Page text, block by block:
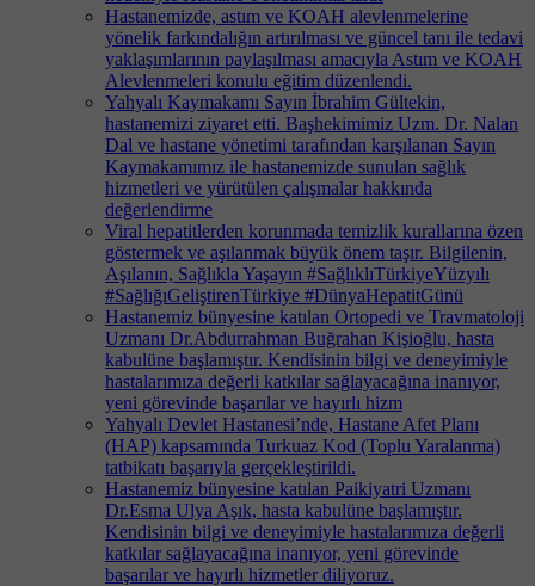
Hastanemizde, astım ve KOAH alevlenmelerine
yönelik farkındalığın artırılması ve güncel tanı ile tedavi
yaklaşımlarının paylaşılması amacıyla Astım ve KOAH
Alevlenmeleri konulu eğitim düzenlendi.
Yahyalı Kaymakamı Sayın İbrahim Gültekin,
hastanemizi ziyaret etti. Başhekimimiz Uzm. Dr. Nalan
Dal ve hastane yönetimi tarafından karşılanan Sayın
Kaymakamımız ile hastanemizde sunulan sağlık
hizmetleri ve yürütülen çalışmalar hakkında
değerlendirme
Viral hepatitlerden korunmada temizlik kurallarına özen
göstermek ve aşılanmak büyük önem taşır. Bilgilenin,
Aşılanın, Sağlıkla Yaşayın #SağlıklıTürkiyeYüzyılı
#SağlığıGeliştirenTürkiye #DünyaHepatitGünü
Hastanemiz bünyesine katılan Ortopedi ve Travmatoloji
Uzmanı Dr.Abdurrahman Buğrahan Kişioğlu, hasta
kabulüne başlamıştır. Kendisinin bilgi ve deneyimiyle
hastalarımıza değerli katkılar sağlayacağına inanıyor,
yeni görevinde başarılar ve hayırlı hizm
Yahyalı Devlet Hastanesi’nde, Hastane Afet Planı
(HAP) kapsamında Turkuaz Kod (Toplu Yaralanma)
tatbikatı başarıyla gerçekleştirildi.
Hastanemiz bünyesine katılan Paikiyatri Uzmanı
Dr.Esma Ulya Aşık, hasta kabulüne başlamıştır.
Kendisinin bilgi ve deneyimiyle hastalarımıza değerli
katkılar sağlayacağına inanıyor, yeni görevinde
başarılar ve hayırlı hizmetler diliyoruz.